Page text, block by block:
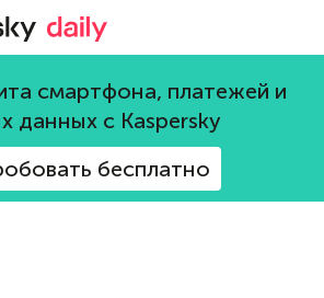
Блог Касперского
смартфона, платежей и
данных с Kaspersky
бесплатно